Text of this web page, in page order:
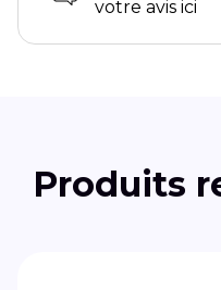
votre avis ici
Produits